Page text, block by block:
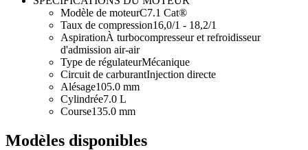
Modèle de moteurC7.1 Cat®
Taux de compression16,0/1 - 18,2/1
AspirationÀ turbocompresseur et refroidisseur
d'admission air-air
Type de régulateurMécanique
Circuit de carburantInjection directe
Alésage105.0 mm
Cylindrée7.0 L
Course135.0 mm
Modèles disponibles